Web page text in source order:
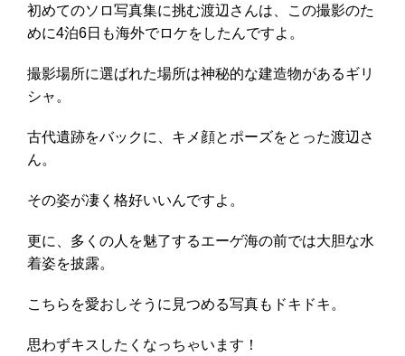
初めてのソロ写真集に挑む渡辺さんは、この撮影のた
めに4泊6日も海外でロケをしたんですよ。
撮影場所に選ばれた場所は神秘的な建造物があるギリ
シャ。
古代遺跡をバックに、キメ顔とポーズをとった渡辺さ
ん。
その姿が凄く格好いいんですよ。
更に、多くの人を魅了するエーゲ海の前では大胆な水
着姿を披露。
こちらを愛おしそうに見つめる写真もドキドキ。
思わずキスしたくなっちゃいます！